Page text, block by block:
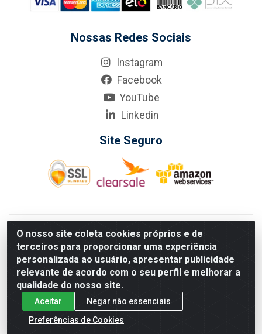
O nosso site coleta cookies próprios e de
terceiros para proporcionar uma experiência
personalizada ao usuário, apresentar publicidade
relevante de acordo com o seu perfil e melhorar a
qualidade do nosso site.
Aceitar
Negar não essenciais
Preferências de Cookies
Nossas Redes Sociais
Instagram
Facebook
YouTube
Linkedin
Site Seguro
KarneKeijo Logistica Integrada LTDA - Rod. Br-101 Sul, nº3700
- Barro, Recife/PE, 50900-400 CNPJ: 24.150.377/0001-95
Estados atendidos pela KarneKeijo: PE, PB e RN.